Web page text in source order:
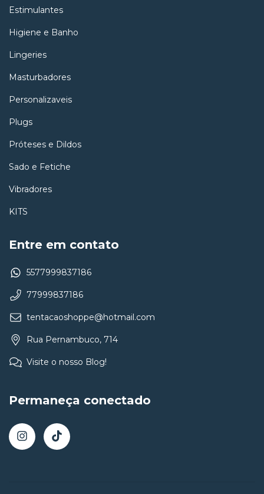
Estimulantes
Higiene e Banho
Lingeries
Masturbadores
Personalizaveis
Plugs
Próteses e Dildos
Sado e Fetiche
Vibradores
KITS
Entre em contato
5577999837186
77999837186
tentacaoshoppe@hotmail.com
Rua Pernambuco, 714
Visite o nosso Blog!
Permaneça conectado